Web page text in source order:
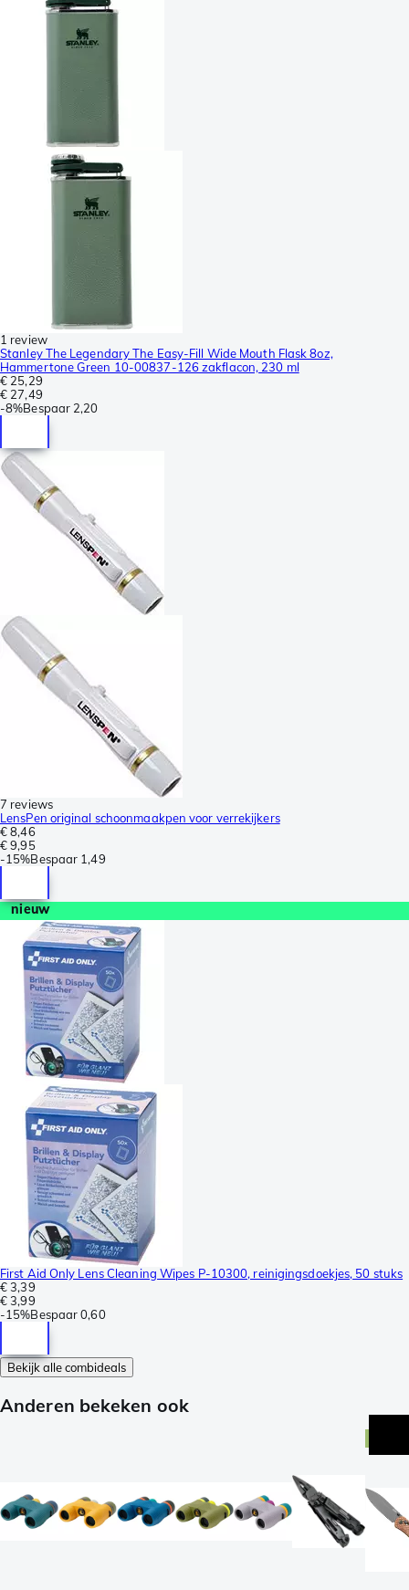
1 review
Stanley The Legendary The Easy-Fill Wide Mouth Flask 8oz,
Hammertone Green 10-00837-126 zakflacon, 230 ml
€ 25,29
€ 27,49
-8%Bespaar 2,20
7 reviews
LensPen original schoonmaakpen voor verrekijkers
€ 8,46
€ 9,95
-15%Bespaar 1,49
nieuw
First Aid Only Lens Cleaning Wipes P-10300, reinigingsdoekjes, 50 stuks
€ 3,39
€ 3,99
-15%Bespaar 0,60
Bekijk alle combideals
Anderen bekeken ook